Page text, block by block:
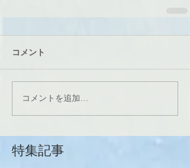
コメント
コメントを追加…
特集記事